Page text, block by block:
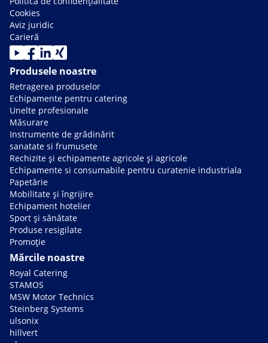
Cookies
Aviz juridic
Carieră
Produsele noastre
Retragerea produselor
Echipamente pentru catering
Unelte profesionale
Măsurare
Instrumente de grădinărit
sanatate si frumusete
Rechizite și echipamente agricole și agricole
Echipamente si consumabile pentru curatenie industriala
Papetărie
Mobilitate și îngrijire
Echipament hotelier
Sport și sănătate
Produse resigilate
Promoție
Mărcile noastre
Royal Catering
STAMOS
MSW Motor Technics
Steinberg Systems
ulsonix
hillvert